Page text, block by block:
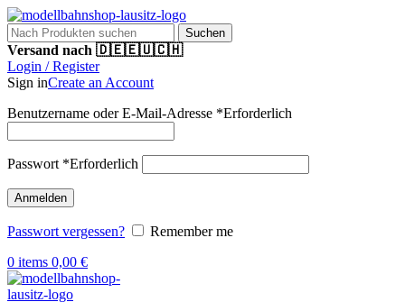
Suchen
Versand nach 🇩🇪🇪🇺🇨🇭
Login / Register
Sign inCreate an Account
Benutzername oder E-Mail-Adresse *Erforderlich
Passwort *Erforderlich
Anmelden
Passwort vergessen?
Remember me
0 items 0,00 €